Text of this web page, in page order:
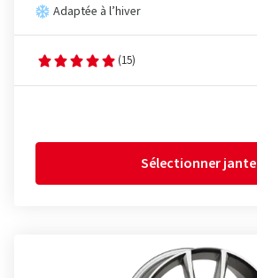
Adaptée à l’hiver
(15)
Sélectionner jante